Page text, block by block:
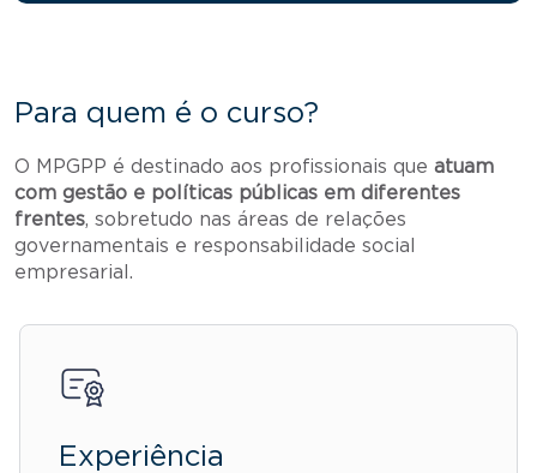
Para quem é o curso?
O MPGPP é destinado aos profissionais que atuam
com gestão e políticas públicas em diferentes
frentes, sobretudo nas áreas de relações
governamentais e responsabilidade social
empresarial.
Experiência